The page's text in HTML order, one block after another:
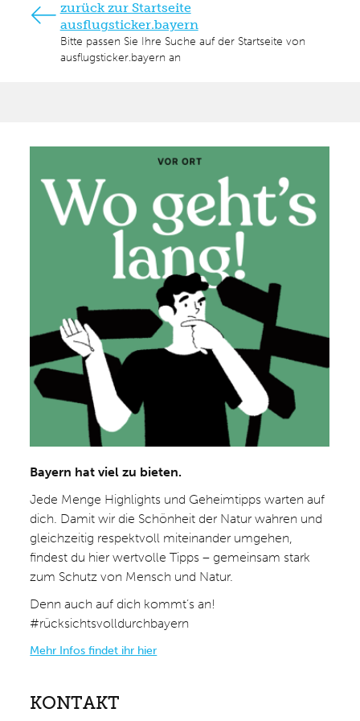
zurück zur Startseite
ausflugsticker.bayern
Bitte passen Sie Ihre Suche auf der Startseite von
ausflugsticker.bayern an
KONTAKT
Bayern hat viel zu bieten.
Jede Menge Highlights und Geheimtipps warten auf
dich. Damit wir die Schönheit der Natur wahren und
gleichzeitig respektvoll miteinander umgehen,
findest du hier wertvolle Tipps – gemeinsam stark
zum Schutz von Mensch und Natur.
Denn auch auf dich kommt’s an!
#rücksichtsvolldurchbayern
Mehr Infos findet ihr hier